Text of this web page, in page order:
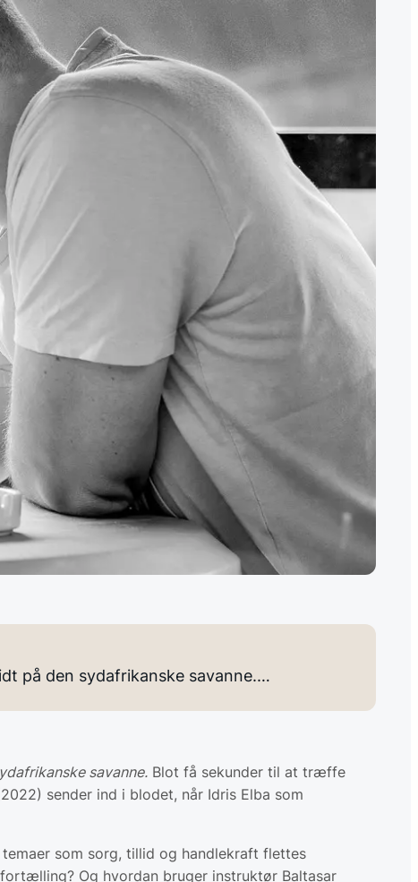
på den sydafrikanske savanne.…
savanne. Blot få sekunder til at træffe
sender ind i blodet, når Idris Elba som
temaer som sorg, tillid og handlekraft flettes
Og hvordan bruger instruktør Baltasar